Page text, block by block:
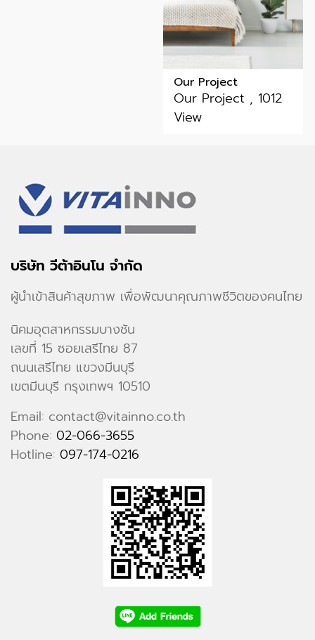
Our Project
Our Project , 1012
View
บริษัท วีต้าอินโน จำกัด
ผู้นำเข้าสินค้าสุขภาพ เพื่อพัฒนาคุณภาพชีวิตของคนไทย
นิคมอุตสาหกรรมบางชัน
เลขที่ 15 ซอยเสรีไทย 87
ถนนเสรีไทย แขวงมีนบุรี
เขตมีนบุรี กรุงเทพฯ 10510
Email: contact@vitainno.co.th
Phone: 02-066-3655
Hotline: 097-174-0216